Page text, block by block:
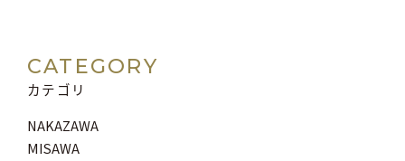
CATEGORY
カテゴリ
NAKAZAWA
MISAWA